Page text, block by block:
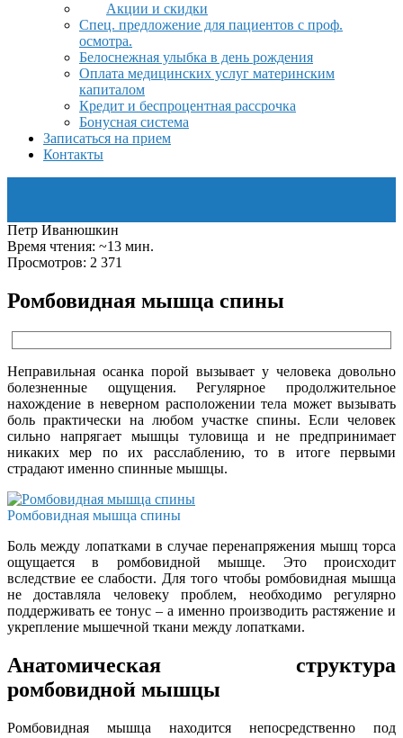
Акции и скидки
Спец. предложение для пациентов с проф.
осмотра.
Белоснежная улыбка в день рождения
Оплата медицинских услуг материнским
капиталом
Кредит и беспроцентная рассрочка
Бонусная система
Записаться на прием
Контакты
Петр Иванюшкин
Время чтения: ~13 мин.
Просмотров: 2 371
Ромбовидная мышца спины
Неправильная осанка порой вызывает у человека довольно
болезненные ощущения. Регулярное продолжительное
нахождение в неверном расположении тела может вызывать
боль практически на любом участке спины. Если человек
сильно напрягает мышцы туловища и не предпринимает
никаких мер по их расслаблению, то в итоге первыми
страдают именно спинные мышцы.
Ромбовидная мышца спины
Боль между лопатками в случае перенапряжения мышц торса
ощущается в ромбовидной мышце. Это происходит
вследствие ее слабости. Для того чтобы ромбовидная мышца
не доставляла человеку проблем, необходимо регулярно
поддерживать ее тонус – а именно производить растяжение и
укрепление мышечной ткани между лопатками.
Анатомическая структура
ромбовидной мышцы
Ромбовидная мышца находится непосредственно под